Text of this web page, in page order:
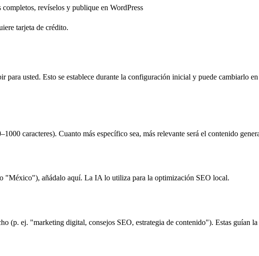
revíselos y publique en WordPress
tarjeta de crédito.
usted. Esto se establece durante la configuración inicial y puede cambiarlo
caracteres). Cuanto más específico sea, más relevante será el contenido
"México"), añádalo aquí. La IA lo utiliza para la optimización SEO local.
(p. ej. "marketing digital, consejos SEO, estrategia de contenido"). Estas guían